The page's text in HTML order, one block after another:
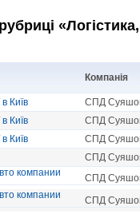
Компанія
Київ СПД
Київ
СПД
Київ
СПД
СПД
компании
СПД
компании
СПД